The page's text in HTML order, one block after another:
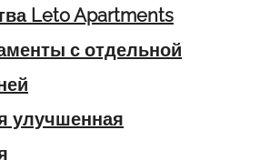
Leto Apartments
с отдельной
улучшенная